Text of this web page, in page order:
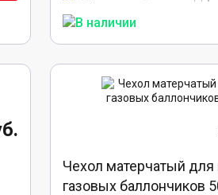
Чехол матерчатый
газовых баллончиков